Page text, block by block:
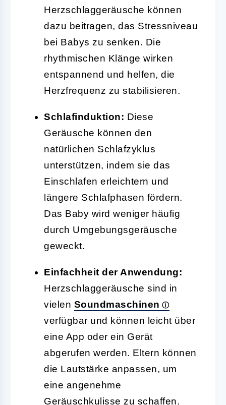
Herzschlaggeräusche können
dazu beitragen, das Stressniveau
bei Babys zu senken. Die
rhythmischen Klänge wirken
entspannend und helfen, die
Herzfrequenz zu stabilisieren.
Schlafinduktion: Diese
Geräusche können den
natürlichen Schlafzyklus
unterstützen, indem sie das
Einschlafen erleichtern und
längere Schlafphasen fördern.
Das Baby wird weniger häufig
durch Umgebungsgeräusche
geweckt.
Einfachheit der Anwendung:
Herzschlaggeräusche sind in
vielen Soundmaschinen
verfügbar und können leicht über
eine App oder ein Gerät
abgerufen werden. Eltern können
die Lautstärke anpassen, um
eine angenehme
Geräuschkulisse zu schaffen.